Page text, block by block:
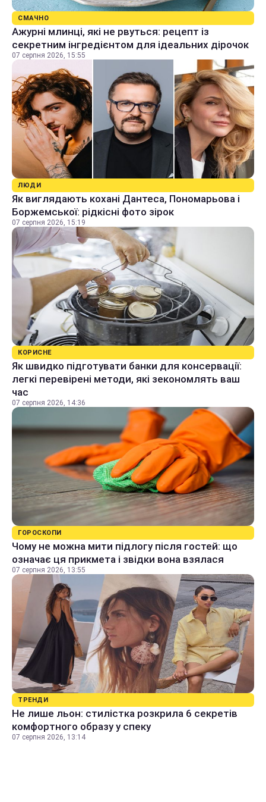
СМАЧНО
Ажурні млинці, які не рвуться: рецепт із
секретним інгредієнтом для ідеальних дірочок
07 серпня 2026, 15:55
ЛЮДИ
Як виглядають кохані Дантеса, Пономарьова і
Боржемської: рідкісні фото зірок
07 серпня 2026, 15:19
КОРИСНЕ
Як швидко підготувати банки для консервації:
легкі перевірені методи, які зекономлять ваш
час
07 серпня 2026, 14:36
ГОРОСКОПИ
Чому не можна мити підлогу після гостей: що
означає ця прикмета і звідки вона взялася
07 серпня 2026, 13:55
ТРЕНДИ
Не лише льон: стилістка розкрила 6 секретів
комфортного образу у спеку
07 серпня 2026, 13:14